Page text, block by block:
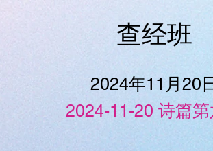
查经班
2024年11月20
2024-11-20 诗篇